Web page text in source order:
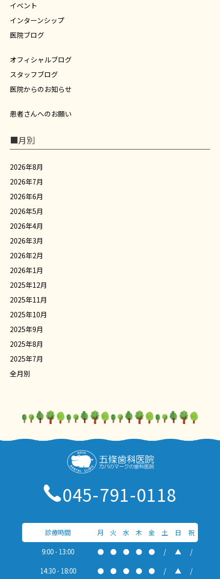
イベント
インターンシップ
医院ブログ
オフィシャルブログ
スタッフブログ
医院からのお知らせ
患者さんへのお願い
■月別
2026年8月
2026年7月
2026年6月
2026年5月
2026年4月
2026年3月
2026年2月
2026年1月
2025年12月
2025年11月
2025年10月
2025年9月
2025年8月
2025年7月
全月別
045-791-0118
診療時間 月 火 水 木 金 土 日 祝
9:00 - 13:00 ● ● ● ● ● / ▲ /
14:30 - 18:00 ● ● ● ● ● / ▲ /